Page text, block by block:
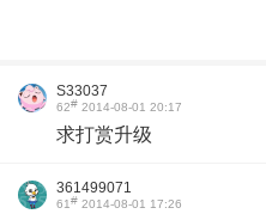
S33037
62# 2014-08-01 20:17
求打赏升级
361499071
61# 2014-08-01 17:26